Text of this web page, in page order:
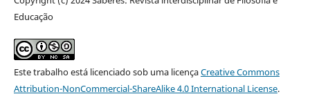
Educação
Este trabalho está licenciado sob uma licençaCreative Commons
Attribution-NonCommercial-ShareAlike 4.0 International License.